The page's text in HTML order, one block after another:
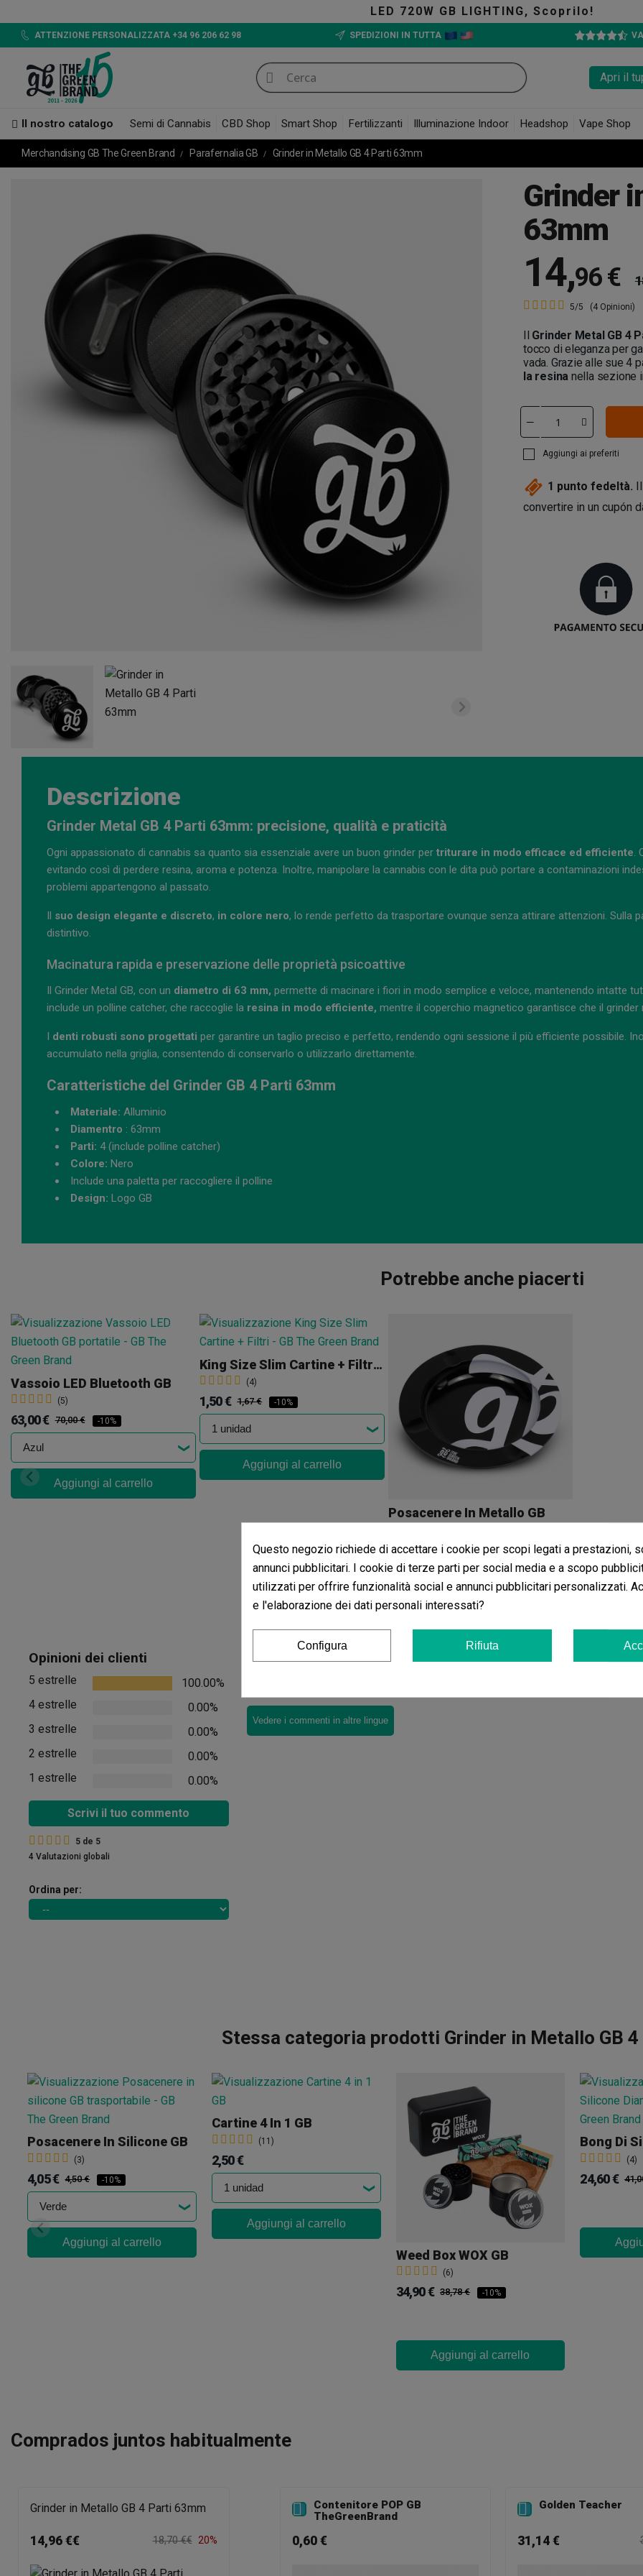
LED 720W GB LIGHTING, Scoprilo!
ATTENZIONE PERSONALIZZATA +34 96 206 62 98 SPEDIZIONI IN TUTTA
Apri il
Il nostro catalogo Semi di Cannabis CBD Shop Smart Shop Fertilizzanti Illuminazione Indoor Headshop Vape Shop
Merchandising GB The Green Brand Parafernalia GB Grinder in Metallo GB 4 Parti 63mm
Grinder
63mm
14,96 €
5/5 (4 Opinioni)
Il Grinder Metal GB 4
tocco di eleganza per
vada. Grazie alle sue 4
la resina nella sezione
Aggiungi ai preferiti
1 punto fedeltà.
convertire in un cupón
Descrizione
Grinder Metal GB 4 Parti 63mm: precisione, qualità e praticità
Ogni appassionato di cannabis sa quanto sia essenziale avere un buon grinder per triturare in modo efficace ed efficiente.
evitando così di perdere resina, aroma e potenza. Inoltre, manipolare la cannabis con le dita può portare a contaminazioni
problemi appartengono al passato.
Il suo design elegante e discreto, in colore nero, lo rende perfetto da trasportare ovunque senza attirare attenzioni. Sulla
distintivo.
Macinatura rapida e preservazione delle proprietà psicoattive
Il Grinder Metal GB, con un diametro di 63 mm, permette di macinare i fiori in modo semplice e veloce, mantenendo intatte
include un polline catcher, che raccoglie la resina in modo efficiente, mentre il coperchio magnetico garantisce che il
I denti robusti sono progettati per garantire un taglio preciso e perfetto, rendendo ogni sessione il più efficiente possibile.
accumulato nella griglia, consentendo di conservarlo o utilizzarlo direttamente.
Caratteristiche del Grinder GB 4 Parti 63mm
Materiale: Alluminio
Diamentro : 63mm
Parti: 4 (include polline catcher)
Colore: Nero
Include una paletta per raccogliere il polline
Design: Logo GB
Potrebbe anche piacerti
Vassoio LED Bluetooth GB
(5)
63,00 € 70,00 € -10%
Aggiungi al carrello
King Size Slim Cartine + Filtri GB
(4)
1,50 € 1,67 € -10%
Aggiungi al carrello
Posacenere In Metallo GB
2,99 €
Aggiungi al carrello
Opinioni dei clienti
5 estrelle
100.00%
4 estrelle
0.00%
3 estrelle
0.00%
2 estrelle
0.00%
1 estrelle
0.00%
Scrivi il tuo commento
5 de 5
4 Valutazioni globali
Ordina per:
RecensioniGrinder in Metallo GB 4 Parti 63mm
Vedere i commenti in altre lingue
Stessa categoria prodotti Grinder in Metallo GB
Posacenere In Silicone GB
(3)
4,05 € 4,50 € -10%
Aggiungi al carrello
Cartine 4 In 1 GB
(11)
2,50 €
Aggiungi al carrello
Weed Box WOX GB
(6)
34,90 € 38,78 € -10%
Aggiungi al carrello
(4)
24,60 €
Comprados juntos habitualmente
Grinder in Metallo GB 4 Parti 63mm
14,96 €€ 18,70 €€ 20%

Contenitore POP GB
TheGreenBrand
0,60 €
 Golden Teacher
31,14 €
Questo negozio richiede di accettare i cookie per scopi legati a prestazioni,
annunci pubblicitari. I cookie di terze parti per social media e a scopo
utilizzati per offrire funzionalità social e annunci pubblicitari personalizzati.
e l'elaborazione dei dati personali interessati?
Configura Rifiuta